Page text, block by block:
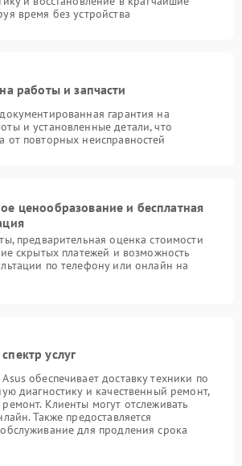
время без устройства
работы и запчасти
гарантия на
и установленные детали, что
от повторных неисправностей
ценообразование и бесплатная
предварительная оценка стоимости
скрытых платежей и возможность
по телефону или онлайн на
услуг
обеспечивает доставку техники по
диагностику и качественный ремонт,
Клиенты могут отслеживать
Также предоставляется
для продления срока